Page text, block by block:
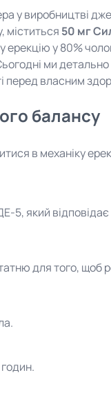
у виробництві
міститься 50 мг
у 80%
ми
перед власним
балансу
в механіку
5, який
для того, щоб